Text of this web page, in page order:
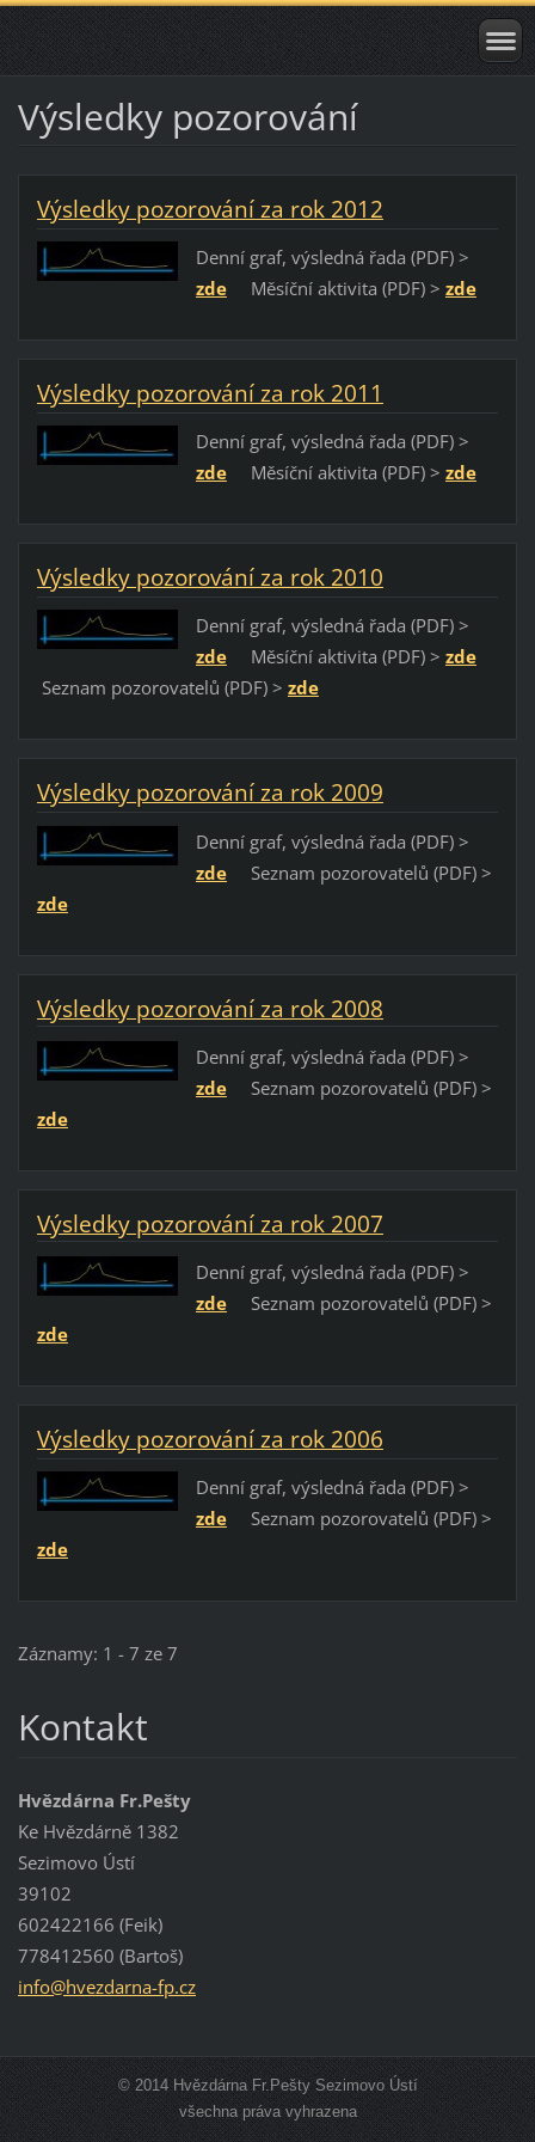
Výsledky pozorování
Výsledky pozorování za rok 2012
Denní graf, výsledná řada (PDF) >
zdeMěsíční aktivita (PDF) > zde
Výsledky pozorování za rok 2011
Denní graf, výsledná řada (PDF) >
zdeMěsíční aktivita (PDF) > zde
Výsledky pozorování za rok 2010
Denní graf, výsledná řada (PDF) >
zdeMěsíční aktivita (PDF) > zde
Seznam pozorovatelů (PDF) > zde
Výsledky pozorování za rok 2009
Denní graf, výsledná řada (PDF) >
zdeSeznam pozorovatelů (PDF) >
zde
Výsledky pozorování za rok 2008
Denní graf, výsledná řada (PDF) >
zdeSeznam pozorovatelů (PDF) >
zde
Výsledky pozorování za rok 2007
Denní graf, výsledná řada (PDF) >
zdeSeznam pozorovatelů (PDF) >
zde
Výsledky pozorování za rok 2006
Denní graf, výsledná řada (PDF) >
zdeSeznam pozorovatelů (PDF) >
zde
Záznamy: 1 - 7 ze 7
Kontakt
Hvězdárna Fr.Pešty
Ke Hvězdárně 1382
Sezimovo Ústí
39102
602422166 (Feik)
778412560 (Bartoš)
info@hvezdarna-fp.cz
© 2014 Hvězdárna Fr.Pešty Sezimovo Ústí
všechna práva vyhrazena